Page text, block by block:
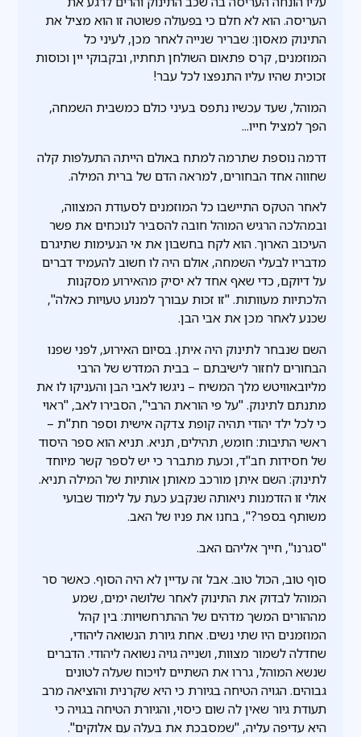
העריסה. הוא לא חלם כי בפעולה פשוטה זו הוא מציל את
התינוק מאסון: שבריר שנייה לאחר מכן, לעיני כל
המוזמנים, קרס פתאום השולחן תחתיו, ובקבוקי יין וכוסות
זכוכית שהיו עליו התנפצו לכל עבר!
המוהל, שעד עכשיו נתפס בעיני כולם כמשבית השמחה,
הפך למציל חייו...
דרמה נוספת שתרמה למתח באולם הייתה התעלפות קלה
שחווה אחד הבחורים, למראה הדם של ברית המילה.
לאחר הטקס התיישבו כל המוזמנים לסעודת המצווה,
ובמהלכה הרגיש המוהל חובה להסביר לנוכחים את פשר
העיכוב הארוך. הוא לקח בחשבון את אי הנעימות שתיגרם
מדבריו לבעלי השמחה, אולם היה לו חשוב להעמיד דברים
על דיוקם, כדי שאף אחד לא יסיק מהאירוע מסקנות
הלכתיות מעוותות. "זו זכות עבורך למנוע טעויות כאלה",
שכנע לאחר מכן את אבי הבן.
השם שנבחר לתינוק היה איתן. בסיום האירוע, לפני שפנו
הבחורים לחזור לישיבתם – בבית המדרש של הרבי
מליובאוויטש מלך המשיח – ניגשו לאבי הבן והעניקו לו את
מתנתם לתינוק. "על פי הוראת הרבי", הסבירו לאב, "ראוי
כי לכל ילד יהודי תהיה קופת צדקה אישית וספר חת"ת –
ראשי התיבות: חומש, תהילים, תניא. תניא הוא ספר היסוד
של חסידות חב"ד, וכעת מתברר כי יש לספר קשר מיוחד
לתינוק: השם איתן מורכב מאותן אותיות של המילה תניא.
אולי זו הזדמנות ניאותה שנקבע כעת על לימוד שבועי
משותף בספר?", בחנו את פניו של האב.
"סגרנו", חייך אליהם האב.
סוף טוב, הכול טוב. אבל זה עדיין לא היה הסוף. כאשר סר
המוהל לבדוק את התינוק לאחר שלושה ימים, שמע
מההורים המשך מדהים של ההתרחשויות: בין קהל
המוזמנים היו שתי נשים. אחת גיורת הנשואה ליהודי,
שחדלה לשמור מצוות, ושנייה גויה נשואה ליהודי. הדברים
שנשא המוהל, גררו את השתיים לויכוח שעלה לטונים
גבוהים. הגויה הטיחה בגיורת כי היא שקרנית והוציאה מרב
תעודת גיור שאין לה שום כיסוי, והגיורת הטיחה בגויה כי
היא עדיפה עליה, "שמסבכת את בעלה עם אלוקים".